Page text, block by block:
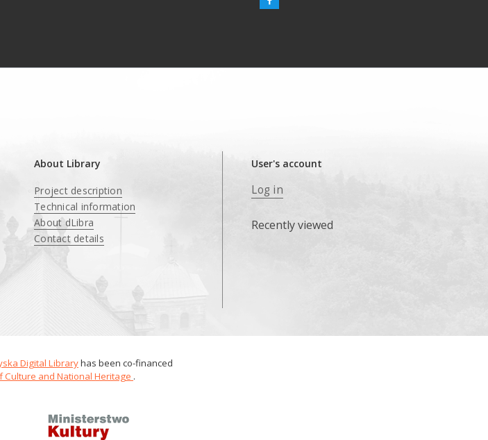
About Library
Project description
Technical information
About dLibra
Contact details
User's account
Log in
Recently viewed
Digital Libraryhas been co-financed
Culture and National Heritage .